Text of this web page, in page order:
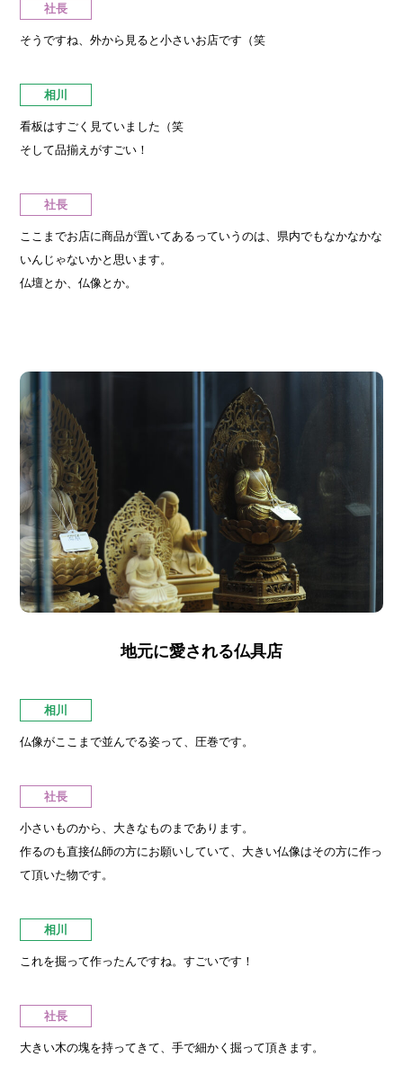
社長
そうですね、外から見ると小さいお店です（笑
相川
看板はすごく見ていました（笑
そして品揃えがすごい！
社長
ここまでお店に商品が置いてあるっていうのは、県内でもなかなかな
いんじゃないかと思います。
仏壇とか、仏像とか。
地元に愛される仏具店
相川
仏像がここまで並んでる姿って、圧巻です。
社長
小さいものから、大きなものまであります。
作るのも直接仏師の方にお願いしていて、大きい仏像はその方に作っ
て頂いた物です。
相川
これを掘って作ったんですね。すごいです！
社長
大きい木の塊を持ってきて、手で細かく掘って頂きます。